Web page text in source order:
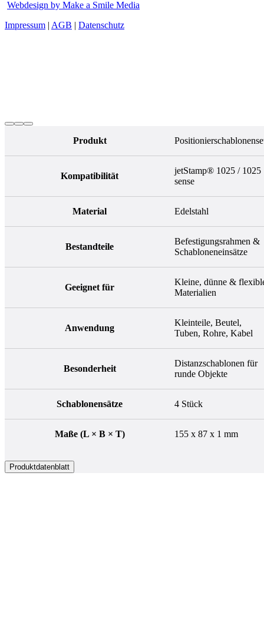
Webdesign by Make a Smile Media
Impressum | AGB | Datenschutz
Produkt
Kompatibilität
jetStamp® 1025 / 1025
sense
Material Edelstahl
Bestandteile
Befestigungsrahmen &
Schabloneneinsätze
Geeignet für
Kleine, dünne &
Materialien
Anwendung
Kleinteile, Beutel,
Tuben, Rohre, Kabel
Besonderheit
Distanzschablonen für
runde Objekte
Schablonensätze 4 Stück
Maße (L × B × T) 155 x 87 x 1 mm
Produktdatenblatt